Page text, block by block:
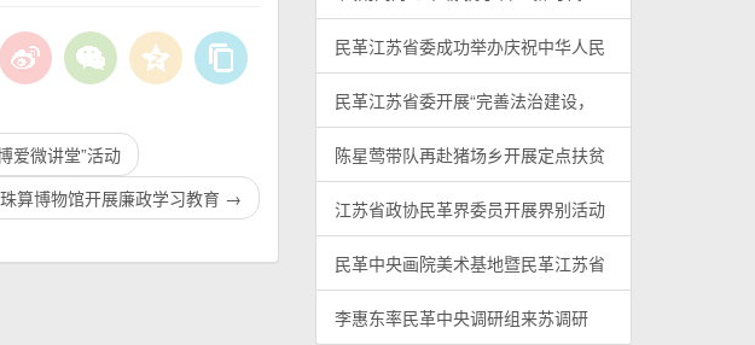
爱微讲堂”活动
算博物馆开展廉政学习教育 →
民革江苏省委成功举办庆祝中华人民
民革江苏省委开展“完善法治建设，
陈星莺带队再赴猪场乡开展定点扶贫
江苏省政协民革界委员开展界别活动
民革中央画院美术基地暨民革江苏省
李惠东率民革中央调研组来苏调研